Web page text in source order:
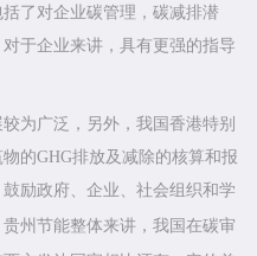
了对企业碳管理，碳减排潜
于企业来讲，具有更强的指导
为广泛，另外，我国香港特别
的GHG排放及减除的核算和报
励政府、企业、社会组织和学
贵州节能整体来讲，我国在碳审